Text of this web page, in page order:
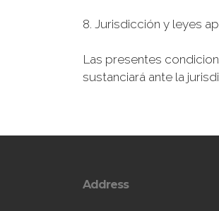
8. Jurisdicción y leyes
Las presentes
sustanciará ante la
Address